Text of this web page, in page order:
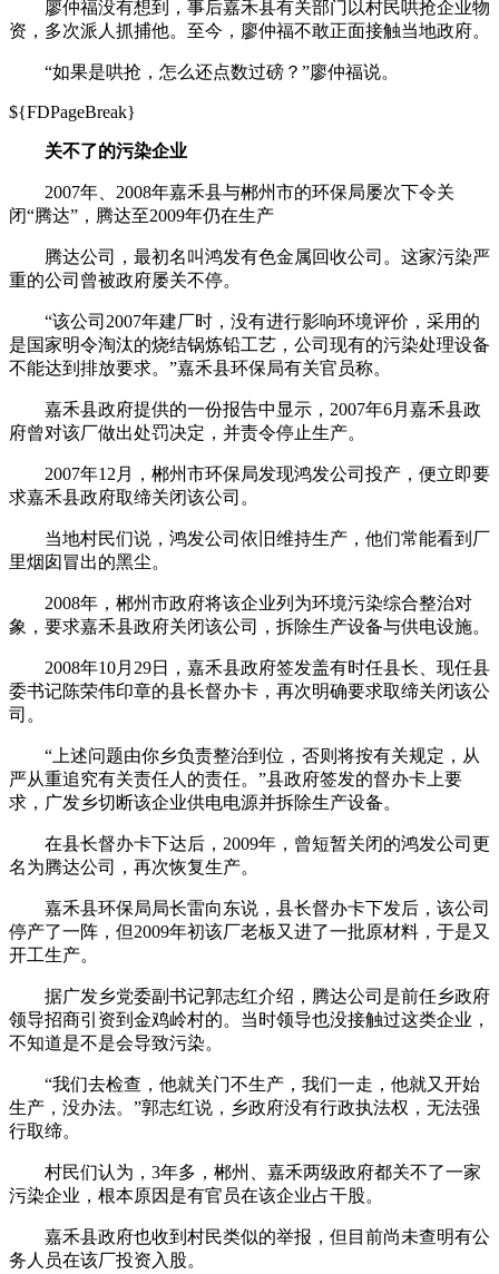
廖仲福没有想到，事后嘉禾县有关部门以村民哄抢企业物
资，多次派人抓捕他。至今，廖仲福不敢正面接触当地政府。
“如果是哄抢，怎么还点数过磅？”廖仲福说。
${FDPageBreak}
关不了的污染企业
2007年、2008年嘉禾县与郴州市的环保局屡次下令关
闭“腾达”，腾达至2009年仍在生产
腾达公司，最初名叫鸿发有色金属回收公司。这家污染严
重的公司曾被政府屡关不停。
“该公司2007年建厂时，没有进行影响环境评价，采用的
是国家明令淘汰的烧结锅炼铅工艺，公司现有的污染处理设备
不能达到排放要求。”嘉禾县环保局有关官员称。
嘉禾县政府提供的一份报告中显示，2007年6月嘉禾县政
府曾对该厂做出处罚决定，并责令停止生产。
2007年12月，郴州市环保局发现鸿发公司投产，便立即要
求嘉禾县政府取缔关闭该公司。
当地村民们说，鸿发公司依旧维持生产，他们常能看到厂
里烟囱冒出的黑尘。
2008年，郴州市政府将该企业列为环境污染综合整治对
象，要求嘉禾县政府关闭该公司，拆除生产设备与供电设施。
2008年10月29日，嘉禾县政府签发盖有时任县长、现任县
委书记陈荣伟印章的县长督办卡，再次明确要求取缔关闭该公
司。
“上述问题由你乡负责整治到位，否则将按有关规定，从
严从重追究有关责任人的责任。”县政府签发的督办卡上要
求，广发乡切断该企业供电电源并拆除生产设备。
在县长督办卡下达后，2009年，曾短暂关闭的鸿发公司更
名为腾达公司，再次恢复生产。
嘉禾县环保局局长雷向东说，县长督办卡下发后，该公司
停产了一阵，但2009年初该厂老板又进了一批原材料，于是又
开工生产。
据广发乡党委副书记郭志红介绍，腾达公司是前任乡政府
领导招商引资到金鸡岭村的。当时领导也没接触过这类企业，
不知道是不是会导致污染。
“我们去检查，他就关门不生产，我们一走，他就又开始
生产，没办法。”郭志红说，乡政府没有行政执法权，无法强
行取缔。
村民们认为，3年多，郴州、嘉禾两级政府都关不了一家
污染企业，根本原因是有官员在该企业占干股。
嘉禾县政府也收到村民类似的举报，但目前尚未查明有公
务人员在该厂投资入股。